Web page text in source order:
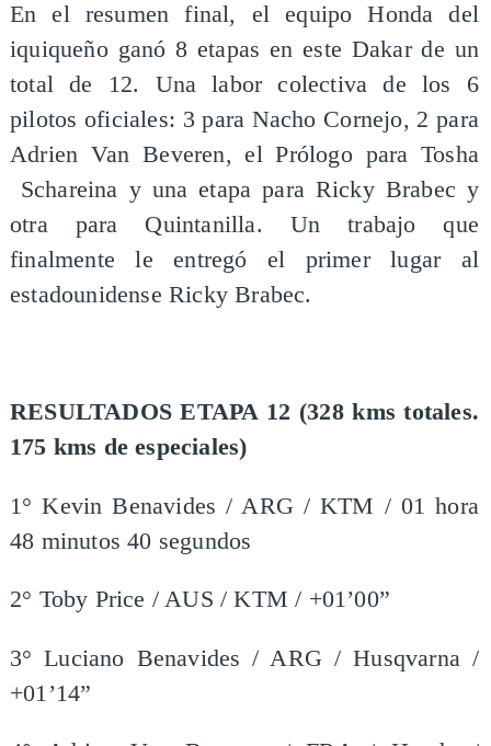
En el resumen final, el equipo Honda del
iquiqueño ganó 8 etapas en este Dakar de un
total de 12. Una labor colectiva de los 6
pilotos oficiales: 3 para Nacho Cornejo, 2 para
Adrien Van Beveren, el Prólogo para Tosha
Schareina y una etapa para Ricky Brabec y
otra para Quintanilla. Un trabajo que
finalmente le entregó el primer lugar al
estadounidense Ricky Brabec.
RESULTADOS ETAPA 12 (328 kms totales.
175 kms de especiales)
1° Kevin Benavides / ARG / KTM / 01 hora
48 minutos 40 segundos
2° Toby Price / AUS / KTM / +01’00”
3° Luciano Benavides / ARG / Husqvarna /
+01’14”